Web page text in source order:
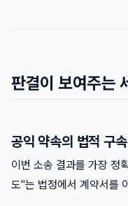
판결이 보여주는
공익 약속의 법적 구
이번 소송 결과를 가장 정
도"는 법정에서 계약서를